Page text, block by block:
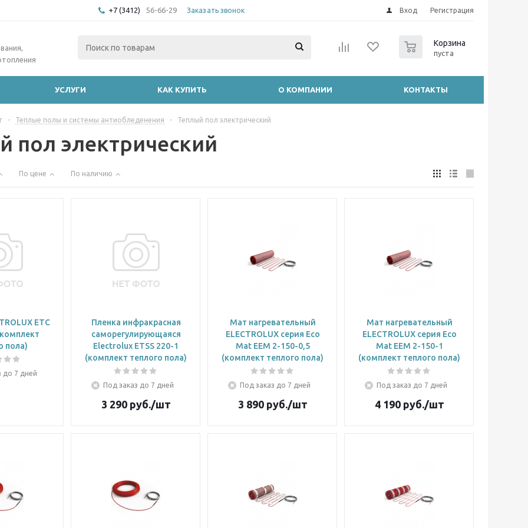
+7 (3412) 56-66-29 Заказать звонок Вход Регистрация
Корзина
пуста
УСЛУГИ КАК КУПИТЬ О КОМПАНИИ КОНТАКТЫ
- Теплые полы и системы антиобледенения - Теплый пол электрический
пол электрический
По цене По наличию
ETC
пола)
до 7 дней
Пленка инфракрасная
саморегулирующаяся
Electrolux ETSS 220-1
(комплект теплого пола)
Под заказ до 7 дней
3 290руб./шт
Мат нагревательный
ELECTROLUX cерия Eco
Mat EEM 2-150-0,5
(комплект теплого пола)
Под заказ до 7 дней
3 890руб./шт
Мат нагревательный
ELECTROLUX cерия Eco
Mat EEM 2-150-1
(комплект теплого пола)
Под заказ до 7 дней
4 190руб./шт